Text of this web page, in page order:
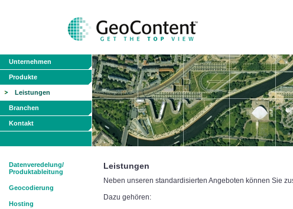
Unternehmen
Produkte
Leistungen
Branchen
Kontakt
Datenveredelung/
Produktableitung
Geocodierung
Hosting
Leistungen
Neben unseren standardisierten Angeboten können Sie
Dazu gehören: